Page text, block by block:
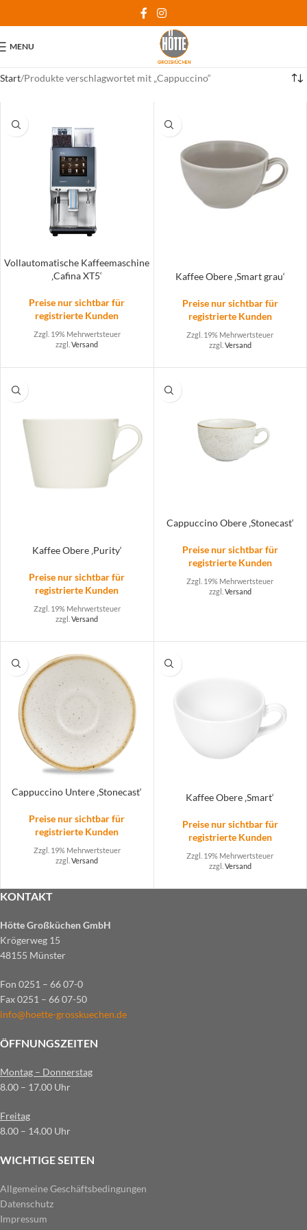
MENU
Start Produkte verschlagwortet mit „Cappuccino“
Vollautomatische Kaffeemaschine
‚Cafina XT5‘
Preise nur sichtbar für
registrierte Kunden
Zzgl. 19% Mehrwertsteuer
zzgl.Versand
Kaffee Obere ‚Smart grau‘
Preise nur sichtbar für
registrierte Kunden
Zzgl. 19% Mehrwertsteuer
zzgl. Versand
Kaffee Obere ‚Purity‘
Preise nur sichtbar für
registrierte Kunden
Zzgl. 19% Mehrwertsteuer
zzgl.Versand
Cappuccino Obere ‚Stonecast‘
Preise nur sichtbar für
registrierte Kunden
Zzgl. 19% Mehrwertsteuer
zzgl. Versand
Cappuccino Untere ‚Stonecast‘
Preise nur sichtbar für
registrierte Kunden
Zzgl. 19% Mehrwertsteuer
zzgl.Versand
Kaffee Obere ‚Smart‘
Preise nur sichtbar für
registrierte Kunden
Zzgl. 19% Mehrwertsteuer
zzgl. Versand
KONTAKT
Hötte Großküchen GmbH
Krögerweg 15
48155 Münster
Fon 0251 – 66 07-0
Fax 0251 – 66 07-50
info@hoette-grosskuechen.de
ÖFFNUNGSZEITEN
Montag – Donnerstag
8.00 – 17.00 Uhr
Freitag
8.00 – 14.00 Uhr
WICHTIGE SEITEN
Allgemeine Geschäftsbedingungen
Datenschutz
Impressum